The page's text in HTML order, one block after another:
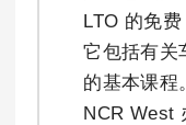
LTO 的免
它包括有关
的基本课程
NCR West